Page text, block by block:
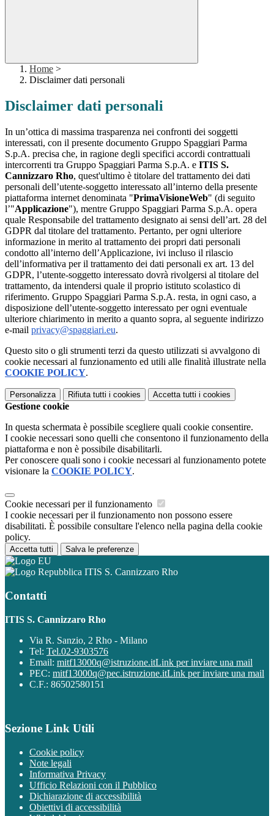
Home >
Disclaimer dati personali
Disclaimer dati personali
In un’ottica di massima trasparenza nei confronti dei soggetti
interessati, con il presente documento Gruppo Spaggiari Parma
S.p.A. precisa che, in ragione degli specifici accordi contrattuali
intercorrenti tra Gruppo Spaggiari Parma S.p.A. e ITIS S.
Cannizzaro Rho, quest'ultimo è titolare del trattamento dei dati
personali dell’utente-soggetto interessato all’interno della presente
piattaforma internet denominata "PrimaVisioneWeb" (di seguito
l’"Applicazione"), mentre Gruppo Spaggiari Parma S.p.A. opera
quale Responsabile del trattamento designato ai sensi dell’art. 28 del
GDPR dal titolare del trattamento. Pertanto, per ogni ulteriore
informazione in merito al trattamento dei propri dati personali
condotto all’interno dell’Applicazione, ivi incluso il rilascio
dell’informativa per il trattamento dei dati personali ex art. 13 del
GDPR, l’utente-soggetto interessato dovrà rivolgersi al titolare del
trattamento, da intendersi quale il proprio istituto scolastico di
riferimento. Gruppo Spaggiari Parma S.p.A. resta, in ogni caso, a
disposizione dell’utente-soggetto interessato per ogni eventuale
ulteriore chiarimento in merito a quanto sopra, al seguente indirizzo
e-mail privacy@spaggiari.eu.
Questo sito o gli strumenti terzi da questo utilizzati si avvalgono di
cookie necessari al funzionamento ed utili alle finalità illustrate nella
COOKIE POLICY.
Personalizza Rifiuta tutti i cookies Accetta tutti i cookies
Gestione cookie
In questa schermata è possibile scegliere quali cookie consentire.
I cookie necessari sono quelli che consentono il funzionamento della
piattaforma e non è possibile disabilitarli.
Per conoscere quali sono i cookie necessari al funzionamento potete
visionare la COOKIE POLICY.
Cookie necessari per il funzionamento
I cookie necessari per il funzionamento non possono essere
disabilitati. È possibile consultare l'elenco nella pagina della cookie
policy.
Accetta tutti Salva le preferenze
ITIS S. Cannizzaro Rho
Contatti
ITIS S. Cannizzaro Rho
Via R. Sanzio, 2 Rho - Milano
Tel: Tel.02-9303576
Email: mitf13000q@istruzione.itLink per inviare una mail
PEC: mitf13000q@pec.istruzione.itLink per inviare una mail
C.F.: 86502580151
Sezione Link Utili
Cookie policy
Note legali
Informativa Privacy
Ufficio Relazioni con il Pubblico
Dichiarazione di accessibilità
Obiettivi di accessibilità